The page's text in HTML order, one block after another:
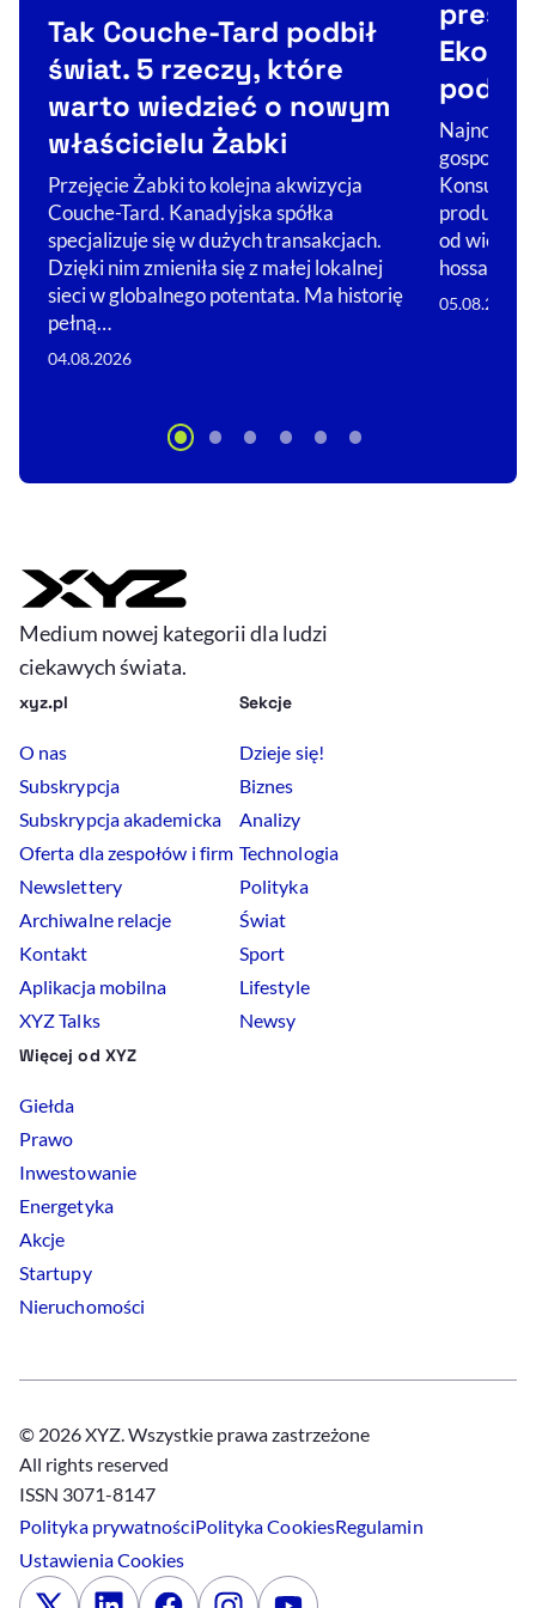
Kategorie artykułu:
Tak Couche-Tard podbił
świat. 5 rzeczy, które
warto wiedzieć o nowym
właścicielu Żabki
Przejęcie Żabki to kolejna akwizycja
Couche-Tard. Kanadyjska spółka
specjalizuje się w dużych transakcjach.
Dzięki nim zmieniła się z małej lokalnej
sieci w globalnego potentata. Ma historię
pełną…
04.08.2026
produkcja
od wielu
hossa.…
05.08.2026
Medium nowej kategorii dla ludzi
ciekawych świata.
xyz.pl
O nas
Subskrypcja
Subskrypcja akademicka
Oferta dla zespołów i firm
Newslettery
Archiwalne relacje
Kontakt
Aplikacja mobilna
XYZ Talks
Sekcje
Dzieje się!
Biznes
Analizy
Technologia
Polityka
Świat
Sport
Lifestyle
Newsy
Więcej od XYZ
Giełda
Prawo
Inwestowanie
Energetyka
Akcje
Startupy
Nieruchomości
© 2026 XYZ. Wszystkie prawa zastrzeżone
All rights reserved
ISSN 3071-8147
Polityka prywatnościPolitykaCookiesRegulamin
UstawieniaCookies